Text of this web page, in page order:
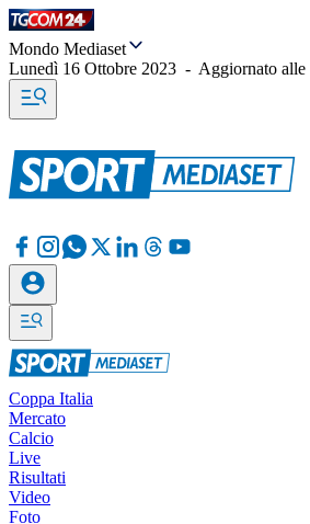
Mondo Mediaset
Lunedì 16 Ottobre 2023 - Aggiornato alle
Coppa Italia
Mercato
Calcio
Live
Risultati
Video
Foto